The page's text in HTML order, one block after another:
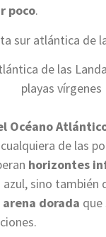
poco.
de las
playas vírgenes
Océano
de las
horizontes
sino también
dorada que